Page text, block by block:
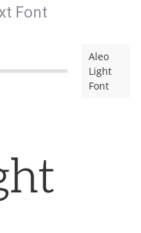
Font
Aleo
Light
Font